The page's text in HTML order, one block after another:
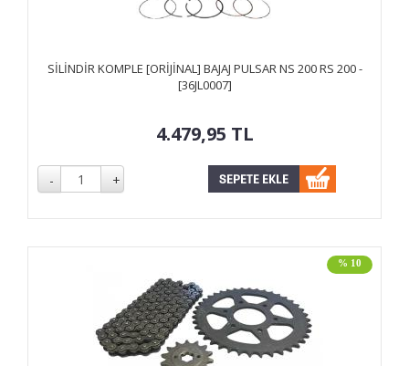
SİLİNDİR KOMPLE [ORİJİNAL] BAJAJ PULSAR NS 200 RS 200 -
[36JL0007]
4.479,95 TL
% 10